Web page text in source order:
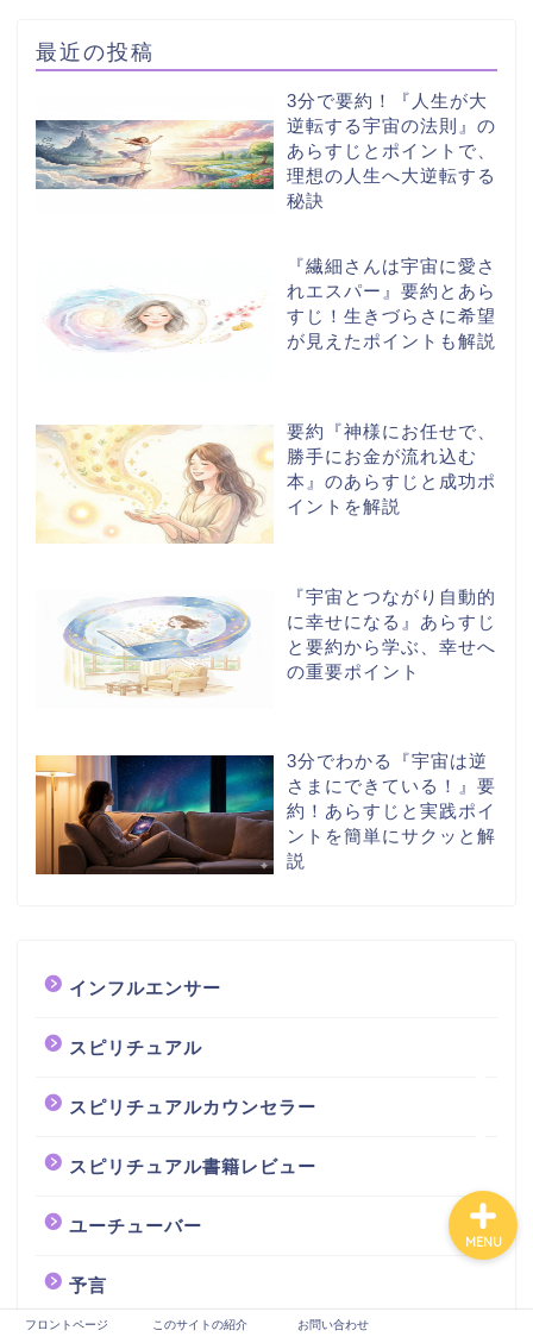
最近の投稿
3分で要約！『人生が大
逆転する宇宙の法則』の
あらすじとポイントで、
理想の人生へ大逆転する
秘訣
『繊細さんは宇宙に愛さ
れエスパー』要約とあら
すじ！生きづらさに希望
が見えたポイントも解説
要約『神様にお任せで、
勝手にお金が流れ込む
本』のあらすじと成功ポ
イントを解説
『宇宙とつながり自動的
に幸せになる』あらすじ
と要約から学ぶ、幸せへ
の重要ポイント
3分でわかる『宇宙は逆
さまにできている！』要
約！あらすじと実践ポイ
ントを簡単にサクッと解
説
インフルエンサー
スピリチュアル
スピリチュアルカウンセラー
スピリチュアル書籍レビュー
ユーチューバー
予言
フロントページ このサイトの紹介 お問い合わせ
MENU
スピリチュアル書籍レビ
ュー